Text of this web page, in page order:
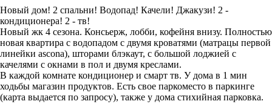
Новый дом! 2 спальни! Водопад! Качели! Джакузи! 2 -
кондиционера! 2 - тв!
Новый жк 4 сезона. Консьерж, лобби, кофейня внизу. Полностью
новая квартира с водопадом с двумя кроватями (матрацы первой
линейки ascona), шторами блэкаут, с большой лоджией с
качелями с окнами в пол и двумя креслами.
В каждой комнате кондиционер и смарт тв. У дома в 1 мин
ходьбы магазин продуктов. Есть свое паркоместо в паркинге
(карта выдается по запросу), также у дома стихийная парковка.